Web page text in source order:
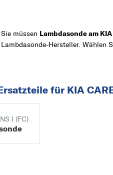
CEE D
C
Sie müssen Lambdasonde am KIA
Lambdasonde-Hersteller. Wählen
für KIA
I (FC)